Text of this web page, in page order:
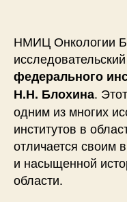
НМИЦ Онкологии
федерального
Н.Н. Блохина.
одним из многих
институтов в
отличается своим
и насыщенной
области.